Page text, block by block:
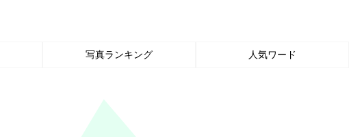
写真ランキング 人気ワード